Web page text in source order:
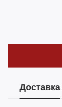
Доставка